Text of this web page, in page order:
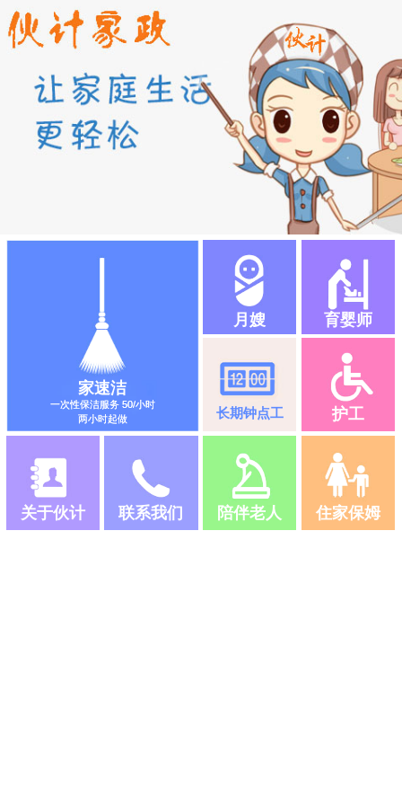
家速洁
一次性保洁服务 50/小时
两小时起做
月嫂 育婴师
长期钟点工 护工
关于伙计 联系我们 陪伴老人 住家保姆